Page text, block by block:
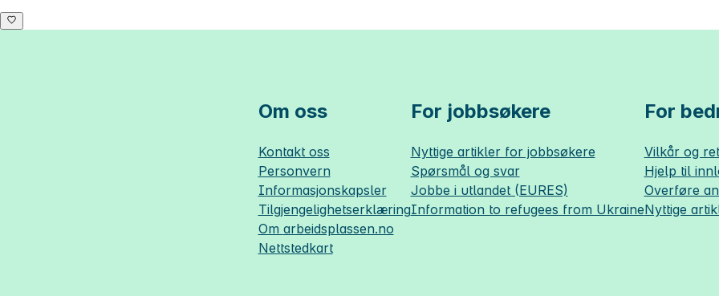
Om oss
Kontakt oss
Personvern
Informasjonskapsler
Tilgjengelighetserklæring
Om arbeidsplassen.no
Nettstedkart
For jobbsøkere
Nyttige artikler for jobbsøkere
Spørsmål og svar
Jobbe i utlandet (EURES)
Information to refugees from Ukraine
For
Vilkår og
Hjelp til
Overføre
Nyttige